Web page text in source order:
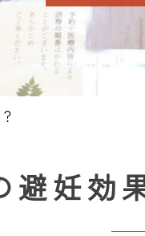
避妊効